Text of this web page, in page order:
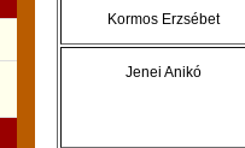
Kormos Erzsébet
Jenei Anikó